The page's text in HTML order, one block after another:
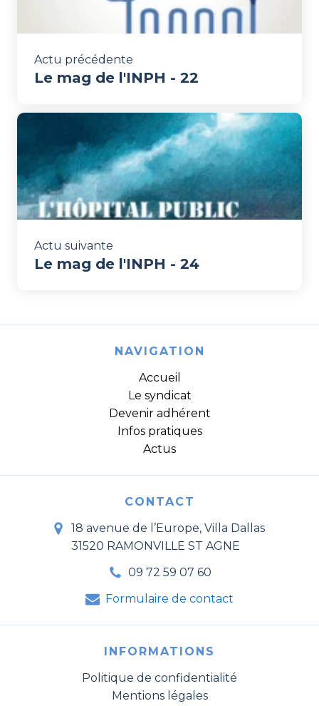
Actu précédente
Le mag de l'INPH - 22
Actu suivante
Le mag de l'INPH - 24
NAVIGATION
Accueil
Le syndicat
Devenir adhérent
Infos pratiques
Actus
CONTACT
18 avenue de l’Europe, Villa Dallas
31520 RAMONVILLE ST AGNE
09 72 59 07 60
Formulaire de contact
INFORMATIONS
Politique de confidentialité
Mentions légales